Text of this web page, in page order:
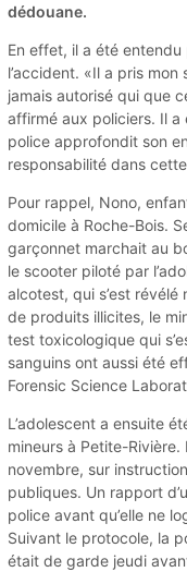
dédouane.
En effet, il a été
l’accident. «Il a pris mon
jamais autorisé qui que
affirmé aux policiers. Il a
police approfondit son
responsabilité dans
Pour rappel, Nono,
domicile à Roche-Bois.
garçonnet marchait au
le scooter piloté par
alcotest, qui s’est révélé
de produits illicites, le
test toxicologique qui
sanguins ont aussi été
Forensic Science
L’adolescent a ensuite
mineurs à Petite-
novembre, sur
publiques. Un rapport
police avant qu’elle ne
Suivant le protocole, la
était de garde jeudi